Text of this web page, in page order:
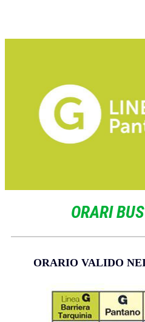
ORARI
ORARIO VALIDO